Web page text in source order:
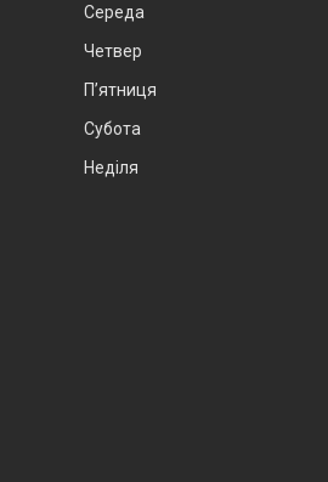
Середа
Четвер
Пʼятниця
Субота
Неділя